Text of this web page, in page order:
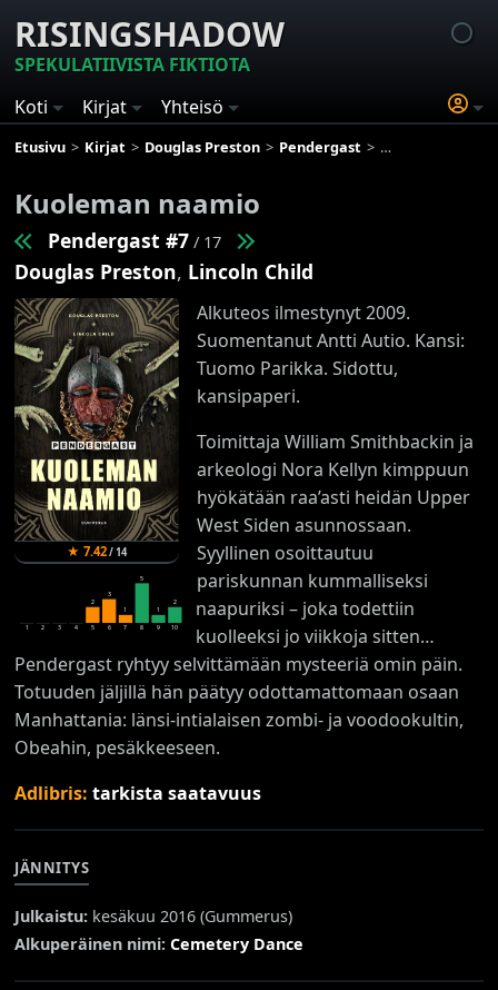
RISINGSHADOW
SPEKULATIIVISTA FIKTIOTA
Koti
Kirjat Yhteisö
Etusivu Kirjat Douglas Preston Pendergast Kuoleman
Kuoleman naamio
Pendergast #7 / 17
Douglas Preston, Lincoln Child
★7.42/14
1 2 3 4
2
5
3
6
1
7
5
8
1
9
2
10
Alkuteos ilmestynyt 2009.
Suomentanut Antti Autio. Kansi:
Tuomo Parikka. Sidottu,
kansipaperi.
Toimittaja William Smithbackin ja
arkeologi Nora Kellyn kimppuun
hyökätään raa’asti heidän Upper
West Siden asunnossaan.
Syyllinen osoittautuu
pariskunnan kummalliseksi
naapuriksi – joka todettiin
kuolleeksi jo viikkoja sitten…
Pendergast ryhtyy selvittämään mysteeriä omin päin.
Totuuden jäljillä hän päätyy odottamattomaan osaan
Manhattania: länsi-intialaisen zombi- ja voodookultin,
Obeahin, pesäkkeeseen.
Adlibris:tarkista saatavuus
JÄNNITYS
Julkaistu: kesäkuu 2016 (Gummerus)
Alkuperäinen nimi: Cemetery Dance